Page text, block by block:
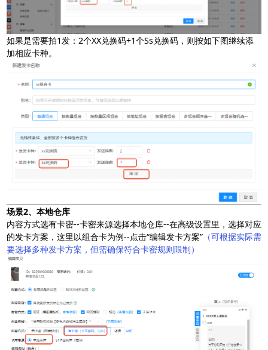
如果是需要拍1发：2个XX兑换码+1个Ss兑换码，则按如下图继续添
加相应卡种。
场景2、本地仓库
内容方式选有卡密--卡密来源选择本地仓库--在高级设置里，选择对应
的发卡方案，这里以组合卡为例--点击“编辑发卡方案”（可根据实际需
要选择多种发卡方案，但需确保符合卡密规则限制）